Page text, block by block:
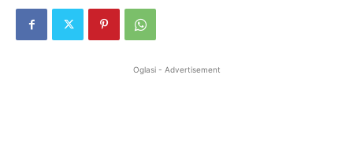
Oglasi - Advertisement